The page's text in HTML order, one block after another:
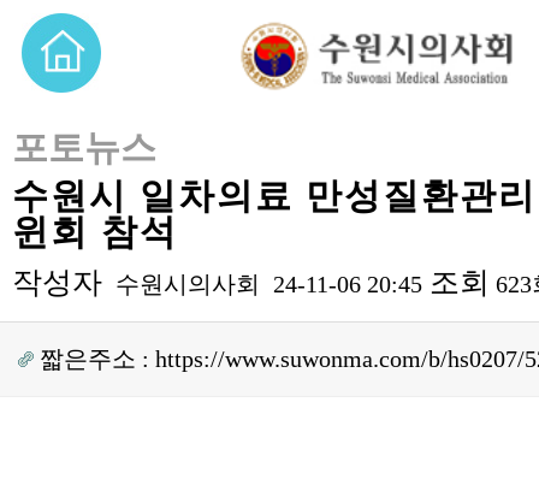
포토뉴스
수원시 일차의료 만성질환관
윈회 참석
작성자 수원시의사회 24-11-06 20:45 조회 623
짧은주소 : https://www.suwonma.com/b/hs0207/